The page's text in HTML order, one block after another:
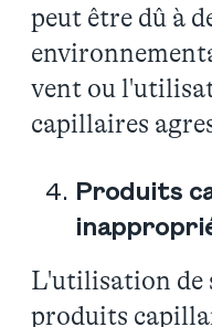
peut être dû à
vent ou
capillaires
Produits
L'utilisation de
produits